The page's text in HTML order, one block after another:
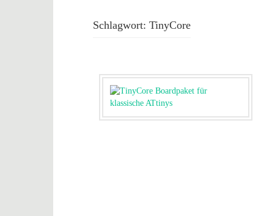
Schlagwort: TinyCore